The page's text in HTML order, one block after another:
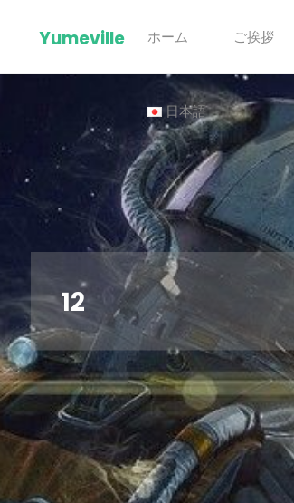
Yumeville ホーム ご挨拶
日本語
12